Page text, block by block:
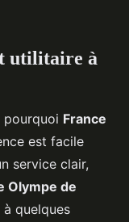
utilitaire à
pourquoi France
est facile
service clair,
Olympe de
à quelques